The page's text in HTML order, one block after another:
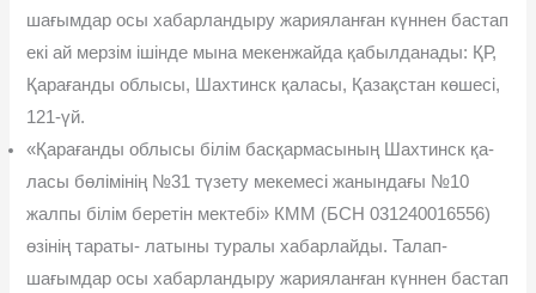
шағымдар осы хабар­ландыру жарияланған күннен бастап
екі ай мерзім ішінде мына мекенжайда қабылданады: ҚР,
Қарағанды облысы, Шахтинск қаласы, Қазақстан көшесі,
121-үй.
«Қарағанды облысы білім басқармасының Шахтинск қа­
ласы бөлімінің №31 түзету мекемесі жанындағы №10
жалпы білім беретін мектебі» КММ (БСН 031240016556)
өзінің тараты- латыны туралы хабарлайды. Талап-
шағымдар осы хабарландыру жарияланған күннен бастап